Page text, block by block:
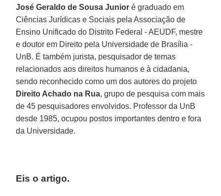
José Geraldo de Sousa Junior é graduado em
Ciências Jurídicas e Sociais pela Associação de
Ensino Unificado do Distrito Federal - AEUDF, mestre
e doutor em Direito pela Universidade de Brasília -
UnB. É também jurista, pesquisador de temas
relacionados aos direitos humanos e à cidadania,
sendo reconhecido como um dos autores do projeto
Direito Achado na Rua, grupo de pesquisa com mais
de 45 pesquisadores envolvidos. Professor da UnB
desde 1985, ocupou postos importantes dentro e fora
da Universidade.
Eis o artigo.